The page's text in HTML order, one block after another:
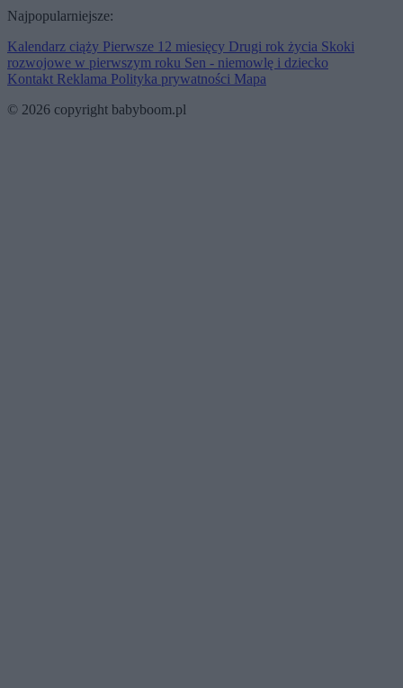
Najpopularniejsze:
Kalendarz ciąży Pierwsze 12 miesięcy Drugi rok życia Skoki
rozwojowe w pierwszym roku Sen - niemowlę i dziecko
Kontakt Reklama Polityka prywatności Mapa
© 2026 copyright babyboom.pl